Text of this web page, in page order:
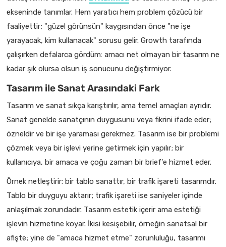
ekseninde tanımlar. Hem yaratıcı hem problem çözücü bir
faaliyettir; "güzel görünsün" kaygısından önce "ne işe
yarayacak, kim kullanacak" sorusu gelir. Growth tarafında
çalışırken defalarca gördüm: amacı net olmayan bir tasarım ne
kadar şık olursa olsun iş sonucunu değiştirmiyor.
Tasarım ile Sanat Arasındaki Fark
Tasarım ve sanat sıkça karıştırılır, ama temel amaçları ayrıdır.
Sanat genelde sanatçının duygusunu veya fikrini ifade eder;
özneldir ve bir işe yaraması gerekmez. Tasarım ise bir problemi
çözmek veya bir işlevi yerine getirmek için yapılır; bir
kullanıcıya, bir amaca ve çoğu zaman bir brief'e hizmet eder.
Örnek netleştirir: bir tablo sanattır, bir trafik işareti tasarımdır.
Tablo bir duyguyu aktarır; trafik işareti ise saniyeler içinde
anlaşılmak zorundadır. Tasarım estetik içerir ama estetiği
işlevin hizmetine koyar. İkisi kesişebilir, örneğin sanatsal bir
afişte; yine de "amaca hizmet etme" zorunluluğu, tasarımı